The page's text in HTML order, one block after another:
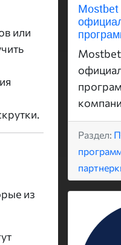
или
из
Раздел: